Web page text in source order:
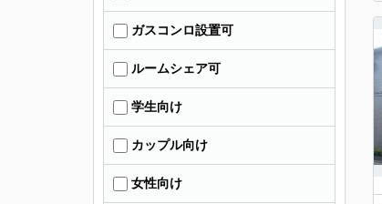
ガスコンロ設置可
ルームシェア可
学生向け
カップル向け
女性向け